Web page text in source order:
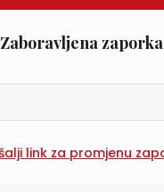
Zaboravljena